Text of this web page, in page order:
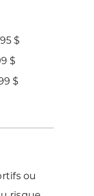
$
$
$
ou